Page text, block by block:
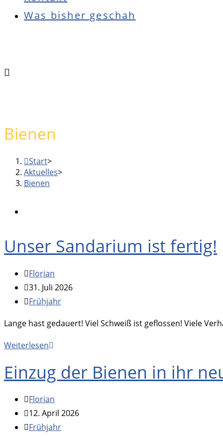
Was bisher geschah
to
panel
Bienen
Start>
Aktuelles>
Bienen
Unser Sandarium ist fertig!
Beitrags-
Autor:
Florian
Beitrag
veröffentlicht:
31. Juli 2026
Beitrags-
Frühjahr
Lange hast gedauert! Viel Schweiß ist geflossen! Viele
WeiterlesenUnser
ist
Einzug der Bienen in ihr
Beitrags-
Autor:
Florian
Beitrag
veröffentlicht:
12. April 2026
Beitrags-
Frühjahr